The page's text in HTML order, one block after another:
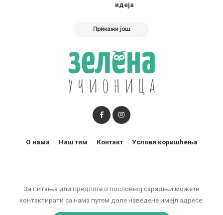
идеја
Прикажи још
За питања или предлоге о пословној сарадњи можете
контактирати са нама путем доле наведене имејл адресе:
О нама Наш тим Контакт Услови коришћења